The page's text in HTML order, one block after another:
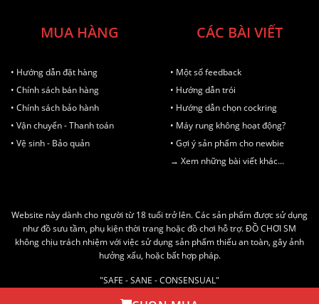
MUA HÀNG
• Hướng dẫn đặt hàng
• Chính sách bán hàng
• Chính sách bảo hành
• Vận chuyển - Thanh toán
• Vệ sinh - Bảo quản
CÁC BÀI VIẾT
• Một số feedback
• Hướng dẫn trói
• Hướng dẫn chọn cockring
• Máy rung không hoạt động?
• Gợi ý sản phẩm cho newbie
→ Xem những bài viết khác...
Website này dành cho người từ 18 tuổi trở lên. Các sản phẩm được sử dụng
như đồ sưu tầm, phụ kiện thời trang hoặc đồ chơi hỗ trợ. ĐỒ CHƠI SM
không chịu trách nhiệm với việc sử dụng sản phẩm thiếu an toàn, gây ảnh
hưởng xấu, hoặc bất hợp pháp.
"SAFE - SANE - CONSENSUAL"